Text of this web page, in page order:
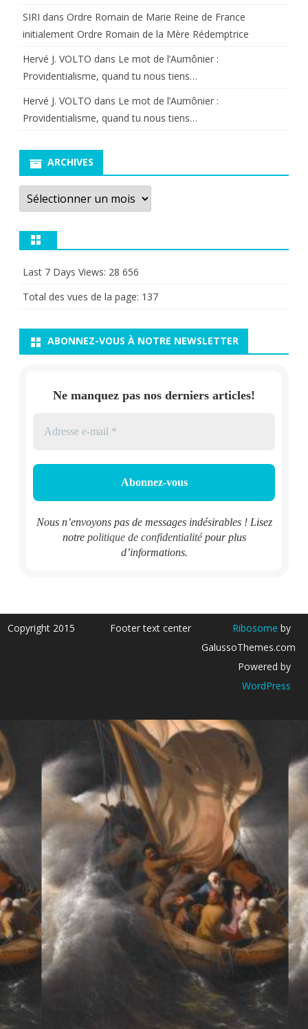
SIRI dans Ordre Romain de Marie Reine de France
initialement Ordre Romain de la Mère Rédemptrice
Hervé J. VOLTO dans Le mot de l’Aumônier :
Providentialisme, quand tu nous tiens…
Hervé J. VOLTO dans Le mot de l’Aumônier :
Providentialisme, quand tu nous tiens…
ARCHIVES
Archives
Last 7 Days Views: 28 656
Total des vues de la page: 137
ABONNEZ-VOUS À NOTRE NEWSLETTER
Ne manquez pas nos derniers articles!
Nous n’envoyons pas de messages indésirables ! Lisez
notre politique de confidentialitépour plus
d’informations.
Copyright 2015 Footer text center Ribosome by
GalussoThemes.com
Powered by
WordPress